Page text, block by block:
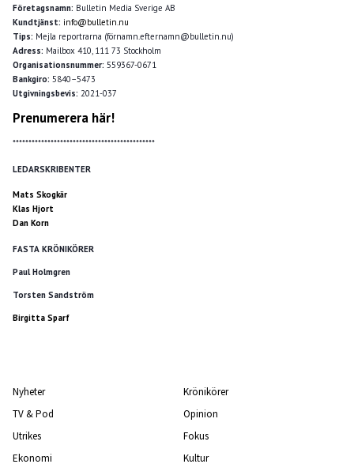
Företagsnamn: Bulletin Media Sverige AB
Kundtjänst: info@bulletin.nu
Tips: Mejla reportrarna (förnamn.efternamn@bulletin.nu)
Adress: Mailbox 410, 111 73 Stockholm
Organisationsnummer: 559367-0671
Bankgiro: 5840–5473
Utgivningsbevis: 2021-037
Prenumerera här!
*********************************************
LEDARSKRIBENTER
Mats Skogkär
Klas Hjort
Dan Korn
FASTA KRÖNIKÖRER
Paul Holmgren
Torsten Sandström
Birgitta Sparf
Nyheter
TV & Pod
Utrikes
Ekonomi
Krönikörer
Opinion
Fokus
Kultur